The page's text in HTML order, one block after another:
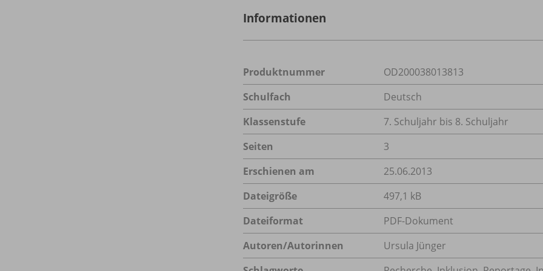
Informationen
Produktnummer
OD200038013813
Schulfach
Deutsch
Klassenstufe
7. Schuljahr bis 8. Schuljahr
Seiten
3
Erschienen am
25.06.2013
Dateigröße
497,1 kB
Dateiformat
PDF-Dokument
Autoren/Autorinnen
Ursula Jünger